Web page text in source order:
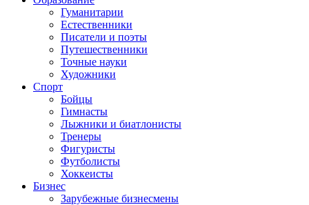
Гуманитарии
Естественники
Писатели и поэты
Путешественники
Точные науки
Художники
Спорт
Бойцы
Гимнасты
Лыжники и биатлонисты
Тренеры
Фигуристы
Футболисты
Хоккеисты
Бизнес
Зарубежные бизнесмены